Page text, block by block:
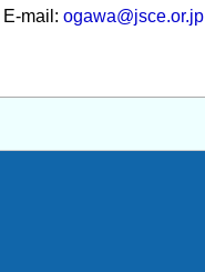
mail: ogawa@jsce.or.jp